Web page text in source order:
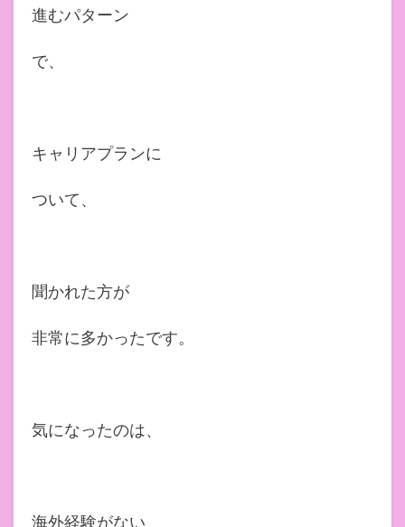
進むパターン
で、
キャリアプランに
ついて、
聞かれた方が
非常に多かったです。
気になったのは、
海外経験がない